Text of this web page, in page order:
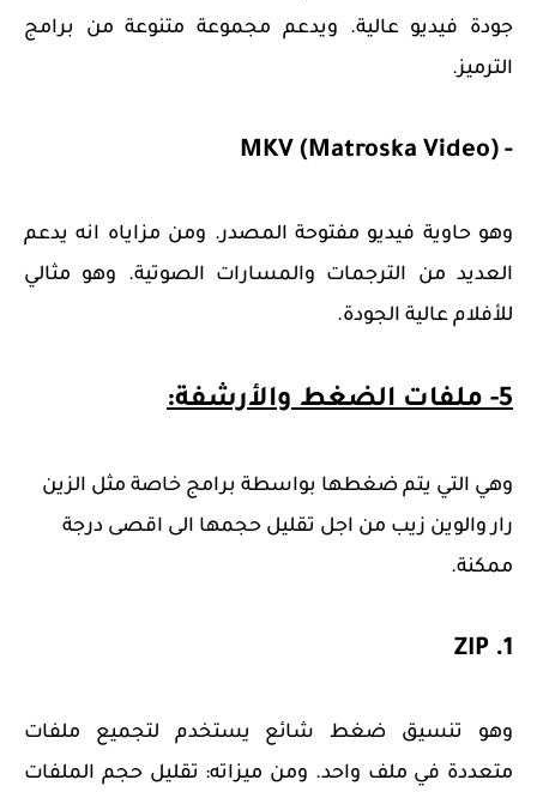
جودة فيديو عالية. ويدعم مجموعة متنوعة من برامج
الترميز.
- MKV (Matroska Video)
وهو حاوية فيديو مفتوحة المصدر. ومن مزاياه انه يدعم
العديد من الترجمات والمسارات الصوتية. وهو مثالي
للأفلام عالية الجودة.
5- ملفات الضغط والأرشفة:
وهي التي يتم ضغطها بواسطة برامج خاصة مثل الزين
رار والوين زيب من اجل تقليل حجمها الى اقصى درجة
ممكنة.
1. ZIP
وهو تنسيق ضغط شائع يستخدم لتجميع ملفات
متعددة في ملف واحد. ومن ميزاته: تقليل حجم الملفات